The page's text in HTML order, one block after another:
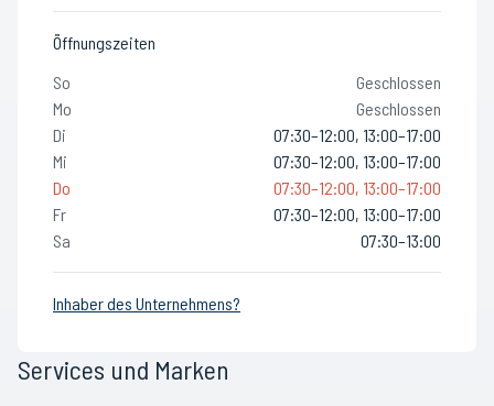
Öffnungszeiten
So
Geschlossen
Mo
Geschlossen
Di
07:30–12:00, 13:00–17:00
Mi
07:30–12:00, 13:00–17:00
Do
07:30–12:00, 13:00–17:00
Fr
07:30–12:00, 13:00–17:00
Sa
07:30–13:00
Inhaber des Unternehmens?
Services und Marken